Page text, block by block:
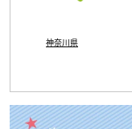
神奈川県